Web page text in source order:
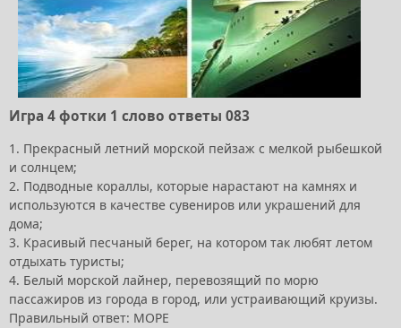
Игра 4 фотки 1 слово ответы 083
1. Прекрасный летний морской пейзаж с мелкой рыбешкой
и солнцем;
2. Подводные кораллы, которые нарастают на камнях и
используются в качестве сувениров или украшений для
дома;
3. Красивый песчаный берег, на котором так любят летом
отдыхать туристы;
4. Белый морской лайнер, перевозящий по морю
пассажиров из города в город, или устраивающий круизы.
Правильный ответ: МОРЕ